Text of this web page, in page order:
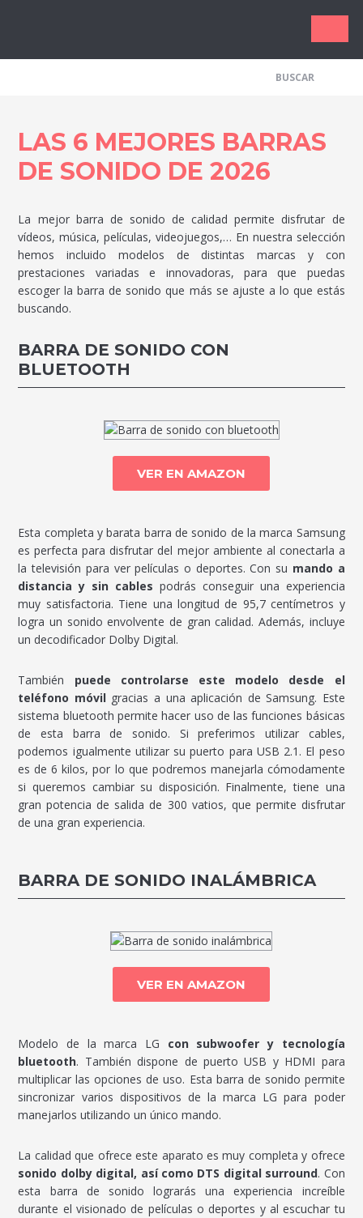
Los
LAS 6 MEJORES BARRAS
DE SONIDO DE 2026
La mejor barra de sonido de calidad permite disfrutar de
vídeos, música, películas, videojuegos,… En nuestra selección
hemos incluido modelos de distintas marcas y con
prestaciones variadas e innovadoras, para que puedas
escoger la barra de sonido que más se ajuste a lo que estás
buscando.
BARRA DE SONIDO CON
BLUETOOTH
VER EN AMAZON
Esta completa y barata barra de sonido de la marca Samsung
es perfecta para disfrutar del mejor ambiente al conectarla a
la televisión para ver películas o deportes. Con su mando a
distancia y sin cables podrás conseguir una experiencia
muy satisfactoria. Tiene una longitud de 95,7 centímetros y
logra un sonido envolvente de gran calidad. Además, incluye
un decodificador Dolby Digital.
También puede controlarse este modelo desde el
teléfono móvilgracias a una aplicación de Samsung. Este
sistema bluetooth permite hacer uso de las funciones básicas
de esta barra de sonido. Si preferimos utilizar cables,
podemos igualmente utilizar su puerto para USB 2.1. El peso
es de 6 kilos, por lo que podremos manejarla cómodamente
si queremos cambiar su disposición. Finalmente, tiene una
gran potencia de salida de 300 vatios, que permite disfrutar
de una gran experiencia.
BARRA DE SONIDO INALÁMBRICA
VER EN AMAZON
Modelo de la marca LG con subwoofer y tecnología
bluetooth. También dispone de puerto USB y HDMI para
multiplicar las opciones de uso. Esta barra de sonido permite
sincronizar varios dispositivos de la marca LG para poder
manejarlos utilizando un único mando.
La calidad que ofrece este aparato es muy completa y ofrece
sonido dolby digital, así como DTS digital surround. Con
esta barra de sonido lograrás una experiencia increíble
durante el visionado de películas o deportes y al escuchar tu